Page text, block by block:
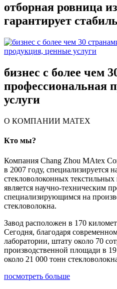
отборная ровница
гарантирует
бизнес с более чем
профессиональная
услуги
О КОМПАНИИ MATEX
Кто мы?
Компания Chang Zhou MAtex
в 2007 году, специализируется
стекловолоконных
является научно-техническим
специализирующимся на
стекловолокна.
Завод расположен в 170
Сегодня, благодаря
лаборатории, штату около 70
производственной площади в
около 21 000 тонн
посмотреть больше